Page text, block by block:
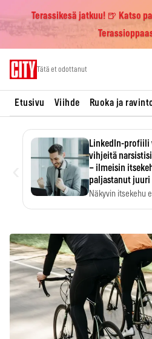
Terassikesä jatkuu! 🍺 Katso
Tätä et odottanut
Etusivu Viihde Ruoka ja
LinkedIn-profiili
vihjeitä
– ilmeisin
paljastanut juuri
Näkyvin itsekehu